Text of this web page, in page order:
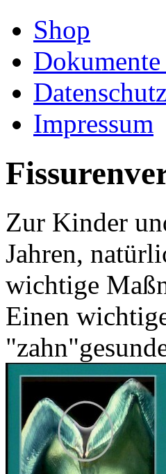
Shop
Impressum
Zur Kinder
Jahren,
wichtige
Einen